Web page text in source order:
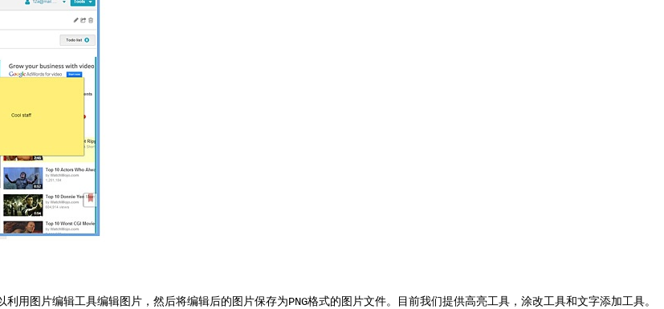
用图片编辑工具编辑图片，然后将编辑后的图片保存为PNG格式的图片文件。目前我们提供高亮工具，涂改工具和文字添加工具。